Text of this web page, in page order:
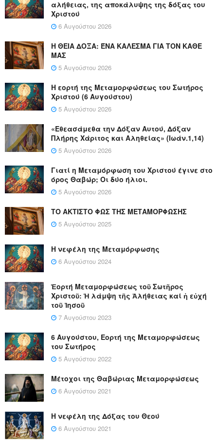
αλήθειας, της αποκάλυψης της δόξας του
Χριστού
6 Αυγούστου 2026
Η ΘΕΙΑ ΔΟΞΑ: ΈΝΑ ΚΑΛΕΣΜΑ ΓΙΑ ΤΟΝ ΚΑΘΕ
ΜΑΣ
5 Αυγούστου 2026
Η εορτή της Μεταμορφώσεως του Σωτήρος
Χριστού (6 Αυγούστου)
5 Αυγούστου 2026
«Εθεασάμεθα την Δόξαν Αυτού, Δόξαν
Πλήρης Χάριτος και Αληθείας» (Ιωάν.1,14)
5 Αυγούστου 2026
Γιατί η Μεταμόρφωση του Χριστού έγινε στο
όρος Θαβώρ; Οι δύο ήλιοι.
5 Αυγούστου 2026
ΤΟ ΑΚΤΙΣΤΟ ΦΩΣ ΤΗΣ ΜΕΤΑΜΟΡΦΩΣΗΣ
5 Αυγούστου 2025
Η νεφέλη της Μεταμόρφωσης
6 Αυγούστου 2024
Ἑορτή Μεταμορφώσεως τοῦ Σωτῆρος
Χριστοῦ: Ἡ λάμψη τῆς Ἀλήθειας καί ἡ εὐχή
τοῦ Ἰησοῦ
7 Αυγούστου 2023
6 Αυγούστου, Εορτή της Μεταμορφώσεως
του Σωτήρος
5 Αυγούστου 2022
Μέτοχοι της Θαβώριας Μεταμορφώσεως
6 Αυγούστου 2021
Η νεφέλη της Δόξας του Θεού
6 Αυγούστου 2021